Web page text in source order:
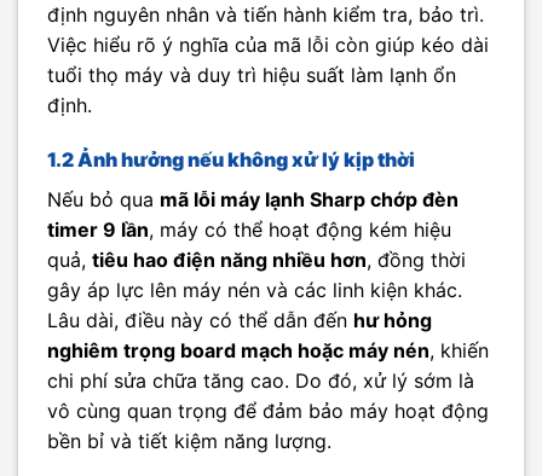
định nguyên nhân và tiến hành kiểm tra, bảo trì.
Việc hiểu rõ ý nghĩa của mã lỗi còn giúp kéo dài
tuổi thọ máy và duy trì hiệu suất làm lạnh ổn
định.
1.2 Ảnh hưởng nếu không xử lý kịp thời
Nếu bỏ qua mã lỗi máy lạnh Sharp chớp đèn
timer 9 lần, máy có thể hoạt động kém hiệu
quả, tiêu hao điện năng nhiều hơn, đồng thời
gây áp lực lên máy nén và các linh kiện khác.
Lâu dài, điều này có thể dẫn đến hư hỏng
nghiêm trọng board mạch hoặc máy nén, khiến
chi phí sửa chữa tăng cao. Do đó, xử lý sớm là
vô cùng quan trọng để đảm bảo máy hoạt động
bền bỉ và tiết kiệm năng lượng.